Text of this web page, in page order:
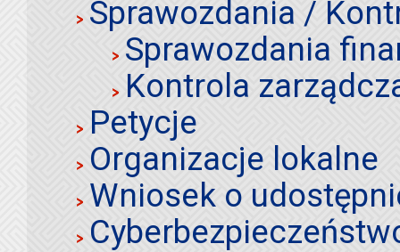
Sprawozdania /
Sprawozdania
Kontrola
Petycje
Organizacje lokalne
Wniosek o